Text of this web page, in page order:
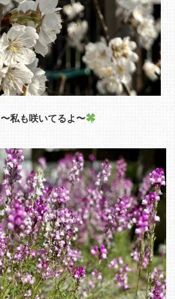
〜私も咲いてるよ〜